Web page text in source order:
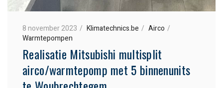
8 november 2023 Klimatechnics.be
Airco
Warmtepompen
Realisatie Mitsubishi multisplit
airco/warmtepomp met 5 binnenunits